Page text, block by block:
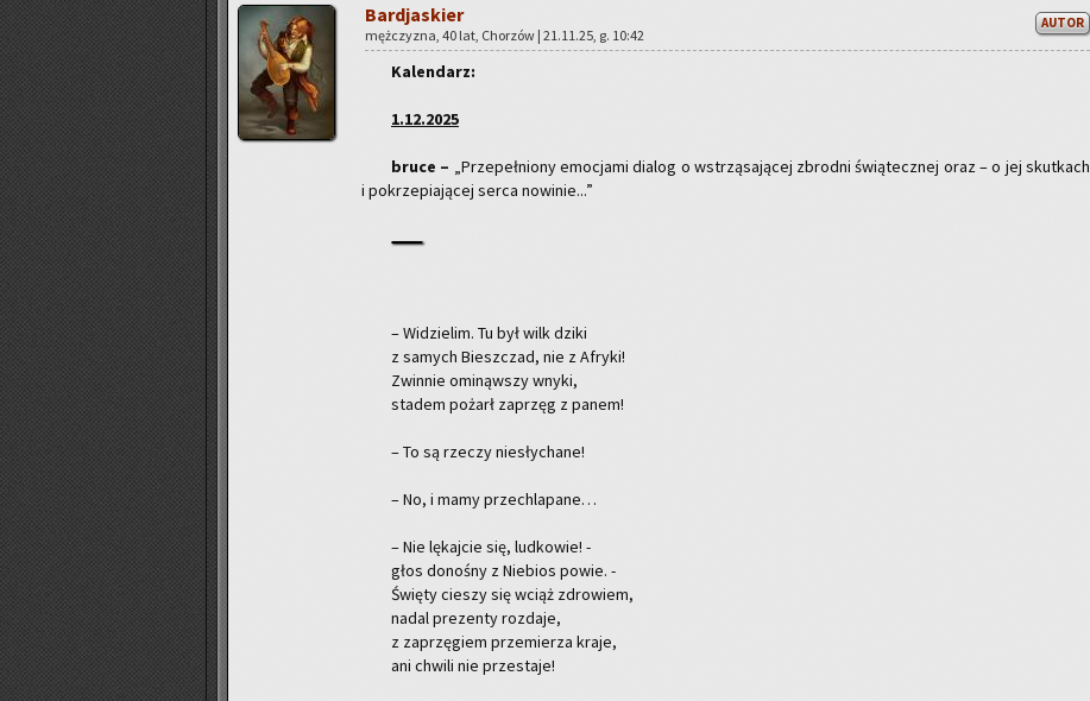
AUTOR
Bar­dja­skier
męż­czy­zna, 40 lat, Cho­rzów | 21.11.25, g. 10:42
Ka­len­darz:
1.12.2025
bruce – „Prze­peł­nio­ny emo­cja­mi dia­log o wstrzą­sa­ją­cej zbrod­ni świą­tecz­nej oraz – o jej skut­kach
i po­krze­pia­ją­cej serca no­wi­nie...”
– Wi­dzie­lim. Tu był wilk dziki
z sa­mych Biesz­czad, nie z Afry­ki!
Zwin­nie omi­nąw­szy wnyki,
sta­dem po­żarł za­przęg z panem!
– To są rze­czy nie­sły­cha­ne!
– No, i mamy prze­chla­pa­ne…
– Nie lę­kaj­cie się, lud­ko­wie! -
głos do­no­śny z Nie­bios powie. -
Świę­ty cie­szy się wciąż zdro­wiem,
nadal pre­zen­ty roz­da­je,
z za­przę­giem prze­mie­rza kraje,
ani chwi­li nie prze­sta­je!